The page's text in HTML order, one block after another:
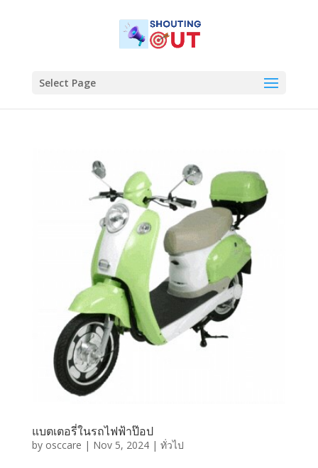
Select Page
แบตเตอรี่ในรถไฟฟ้าป๊อป
by osccare | Nov 5, 2024| ทั่วไป